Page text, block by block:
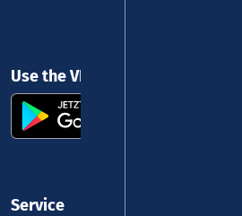
Use the VRM app and get started
Service